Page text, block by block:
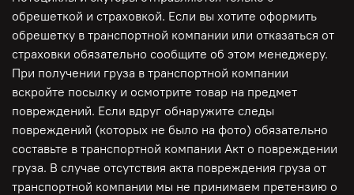
обрешеткой и страховкой. Если вы хотите оформить
обрешетку в транспортной компании или отказаться от
страховки обязательно сообщите об этом менеджеру.
При получении груза в транспортной компании
вскройте посылку и осмотрите товар на предмет
повреждений. Если вдруг обнаружите следы
повреждений (которых не было на фото) обязательно
составьте в транспортной компании Акт о повреждении
груза. В случае отсутствия акта повреждения груза от
транспортной компании мы не принимаем претензию о